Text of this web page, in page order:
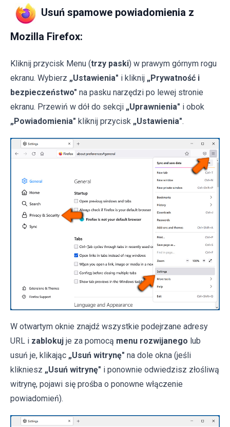
Usuń spamowe powiadomienia z
Mozilla Firefox:
Kliknij przycisk Menu (trzy paski) w prawym górnym rogu
ekranu. Wybierz „Ustawienia" i kliknij „Prywatność i
bezpieczeństwo" na pasku narzędzi po lewej stronie
ekranu. Przewiń w dół do sekcji „Uprawnienia" i obok
„Powiadomienia" kliknij przycisk „Ustawienia".
W otwartym oknie znajdź wszystkie podejrzane adresy
URL i zablokuj je za pomocą menu rozwijanego lub
usuń je, klikając „Usuń witrynę" na dole okna (jeśli
klikniesz „Usuń witrynę" i ponownie odwiedzisz złośliwą
witrynę, pojawi się prośba o ponowne włączenie
powiadomień).